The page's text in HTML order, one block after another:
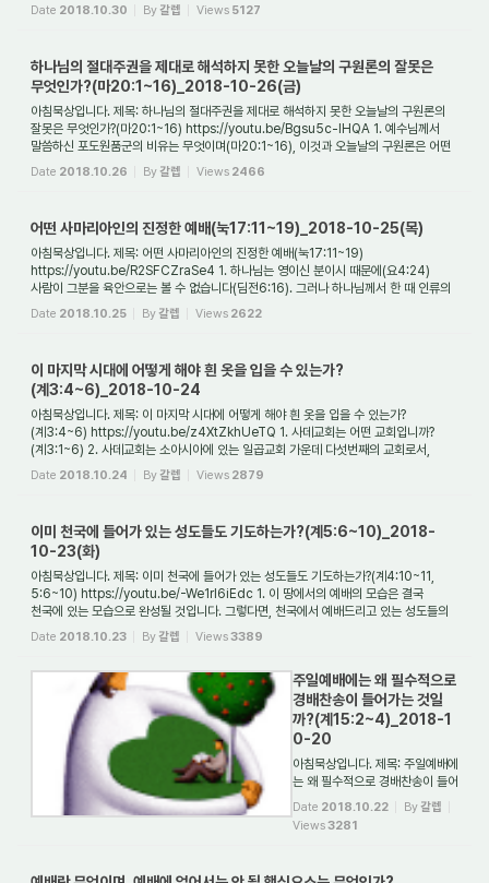
Date 2018.10.30 By갈렙 Views 5127
하나님의 절대주권을 제대로 해석하지 못한 오늘날의 구원론의 잘못은
무엇인가?(마20:1~16)_2018-10-26(금)
아침묵상입니다. 제목: 하나님의 절대주권을 제대로 해석하지 못한 오늘날의 구원론의
잘못은 무엇인가?(마20:1~16) https://youtu.be/Bgsu5c-IHQA 1. 예수님께서
말씀하신 포도원품군의 비유는 무엇이며(마20:1~16), 이것과 오늘날의 구원론은 어떤
관련성이 ...
Date 2018.10.26 By갈렙 Views 2466
어떤 사마리아인의 진정한 예배(눅17:11~19)_2018-10-25(목)
아침묵상입니다. 제목: 어떤 사마리아인의 진정한 예배(눅17:11~19)
https://youtu.be/R2SFCZraSe4 1. 하나님는 영이신 분이시 때문에(요4:24)
사람이 그분을 육안으로는 볼 수 없습니다(딤전6:16). 그러나 하나님께서 한 때 인류의
대속제물이 되기 위해 사람...
Date 2018.10.25 By갈렙 Views 2622
이 마지막 시대에 어떻게 해야 흰 옷을 입을 수 있는가?
(계3:4~6)_2018-10-24
아침묵상입니다. 제목: 이 마지막 시대에 어떻게 해야 흰 옷을 입을 수 있는가?
(계3:4~6) https://youtu.be/z4XtZkhUeTQ 1. 사데교회는 어떤 교회입니까?
(계3:1~6) 2. 사데교회는 소아시아에 있는 일곱교회 가운데 다섯번째의 교회로서,
종교개혁시대의 교회상...
Date 2018.10.24 By갈렙 Views 2879
이미 천국에 들어가 있는 성도들도 기도하는가?(계5:6~10)_2018-
10-23(화)
아침묵상입니다. 제목: 이미 천국에 들어가 있는 성도들도 기도하는가?(계4:10~11,
5:6~10) https://youtu.be/-We1rI6iEdc 1. 이 땅에서의 예배의 모습은 결국
천국에 있는 모습으로 완성될 것입니다. 그렇다면, 천국에서 예배드리고 있는 성도들의
모습은 어...
Date 2018.10.23 By갈렙 Views3389
주일예배에는 왜 필수적으로
경배찬송이 들어가는 것일
까?(계15:2~4)_2018-1
0-20
아침묵상입니다. 제목: 주일예배에
는 왜 필수적으로 경배찬송이 들어
가는 것일까?(계15:2~4) 1. 구약
시대에는 주로 제사를 드렸습니다.
그런데 출애굽한 이스라엘 백성들
Date 2018.10.22 By갈렙
Views3281